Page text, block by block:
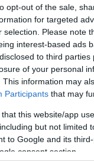
opt-out of the sale,
for targeted
selection. Please note
interest-based ads
to third
of your personal
This information may
Participants that may
that this website/app
but not limited
to Google and its
consent section.
tipográfus és egy
a felesleges
Végig lehetett
követve a
ha valaki tudja hol
akarsz lemaradni a
Tetszik 0